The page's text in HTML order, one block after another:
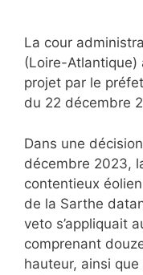
La cour
(Loire-Atlantique)
projet par le
du 22 décembre
Dans une
décembre 2023,
contentieux
de la Sarthe
veto s’appliquait
comprenant
hauteur, ainsi